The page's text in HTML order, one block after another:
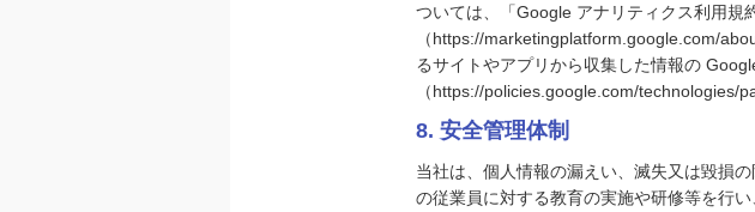
ついては、「Google アナリティクス利用規約
（https://marketingplatform.google.com/
るサイトやアプリから収集した情報の
（https://policies.google.com/technologies/
8. 安全管理体制
当社は、個人情報の漏えい、滅失又は毀損
の従業員に対する教育の実施や研修等を行